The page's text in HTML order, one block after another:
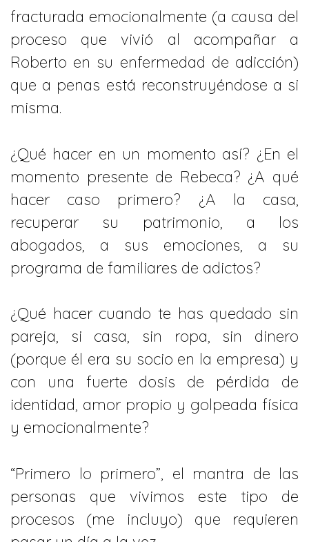
fracturada emocionalmente (a causa del
proceso que vivió al acompañar a
Roberto en su enfermedad de adicción)
que a penas está reconstruyéndose a si
misma.
¿Qué hacer en un momento así? ¿En el
momento presente de Rebeca? ¿A qué
hacer caso primero? ¿A la casa,
recuperar su patrimonio, a los
abogados, a sus emociones, a su
programa de familiares de adictos?
¿Qué hacer cuando te has quedado sin
pareja, si casa, sin ropa, sin dinero
(porque él era su socio en la empresa) y
con una fuerte dosis de pérdida de
identidad, amor propio y golpeada física
y emocionalmente?
“Primero lo primero”, el mantra de las
personas que vivimos este tipo de
procesos (me incluyo) que requieren